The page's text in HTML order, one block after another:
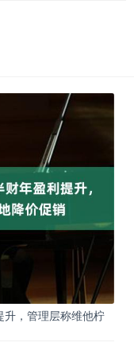
，管理层称维他柠